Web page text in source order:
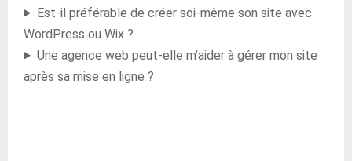
Est-il préférable de créer soi-même son site avec
WordPress ou Wix ?
Une agence web peut-elle m’aider à gérer mon site
après sa mise en ligne ?